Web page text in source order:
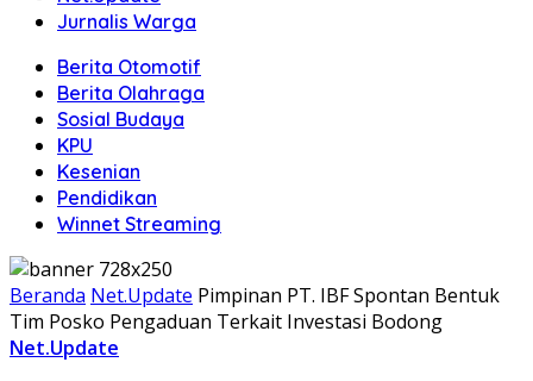
Jurnalis Warga
Berita Otomotif
Berita Olahraga
Sosial Budaya
KPU
Kesenian
Pendidikan
Winnet Streaming
Beranda Net.Update Pimpinan PT. IBF Spontan Bentuk
Tim Posko Pengaduan Terkait Investasi Bodong
Net.Update